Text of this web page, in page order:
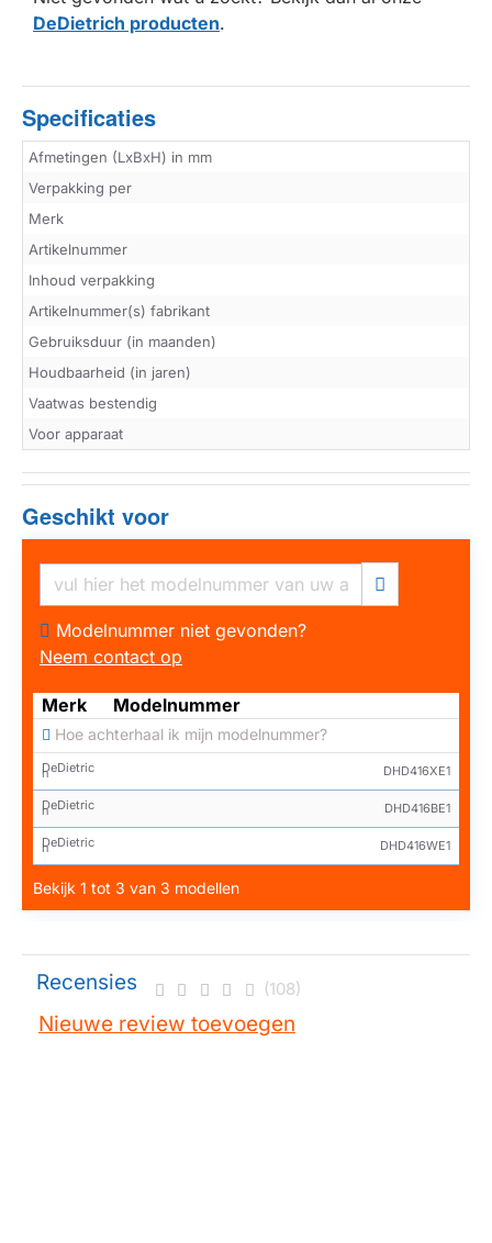
DeDietrich producten.
Specificaties
Afmetingen (LxBxH) in mm
Verpakking per
Merk
Artikelnummer
Inhoud verpakking
Artikelnummer(s) fabrikant
Gebruiksduur (in maanden)
Houdbaarheid (in jaren)
Vaatwas bestendig
Voor apparaat
Geschikt voor
Modelnummer niet gevonden?
Neem contact op
Merk Modelnummer
Hoe achterhaal ik mijn modelnummer?
DeDietric
h DHD416XE1
DeDietric
h DHD416BE1
DeDietric
h DHD416WE1
Bekijk 1 tot 3 van 3 modellen
Recensies (108)
Nieuwe review toevoegen